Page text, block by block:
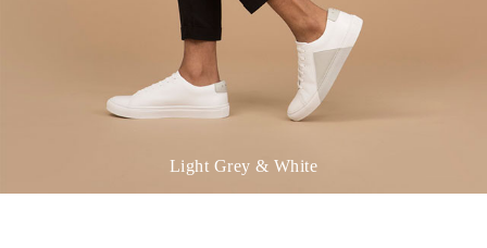
Light Grey & White